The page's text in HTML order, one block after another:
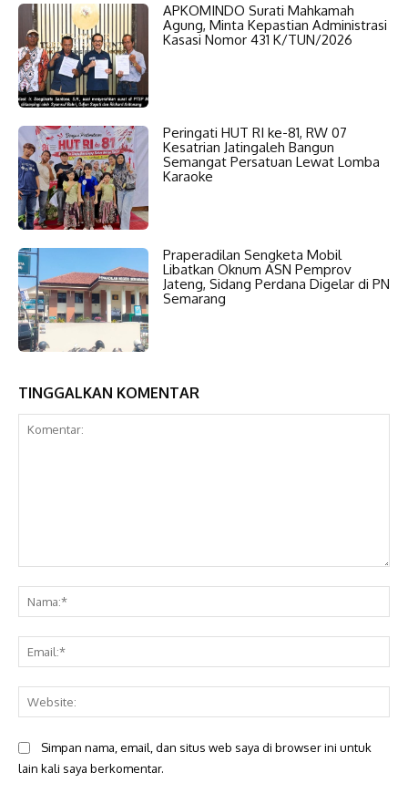
APKOMINDO Surati Mahkamah
Agung, Minta Kepastian Administrasi
Kasasi Nomor 431 K/TUN/2026
Peringati HUT RI ke-81, RW 07
Kesatrian Jatingaleh Bangun
Semangat Persatuan Lewat Lomba
Karaoke
Praperadilan Sengketa Mobil
Libatkan Oknum ASN Pemprov
Jateng, Sidang Perdana Digelar di PN
Semarang
TINGGALKAN KOMENTAR
Simpan nama, email, dan situs web saya di browser ini untuk
lain kali saya berkomentar.